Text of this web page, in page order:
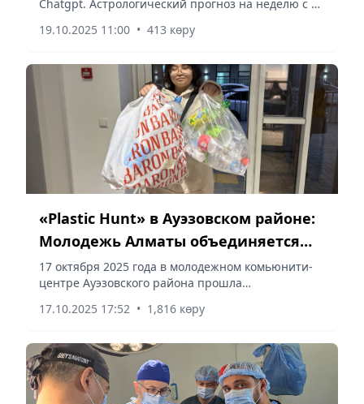
Chatgpt. Астрологический прогноз на неделю с 20
если спросить у него повторно, то гороскоп для
19.10.2025 11:00 • 413 көру
«Plastic Hunt» в Ауэзовском районе:
Молодежь Алматы объединяется
для чистоты планеты!
17 октября 2025 года в молодежном комьюнити-
центре Ауэзовского района прошла
республиканской кампании «Таза Қазақстан»,
17.10.2025 17:52 • 1,816 көру